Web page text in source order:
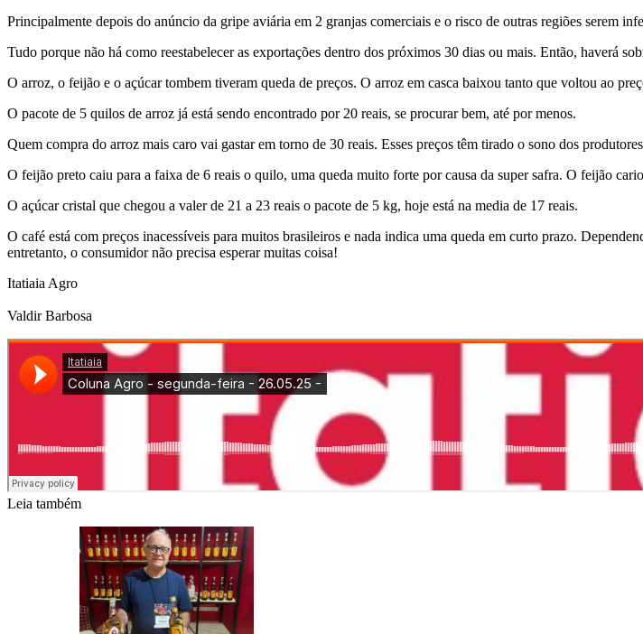
Principalmente depois do anúncio da gripe aviária em 2 granjas comerciais e o risco de outras regiões serem
Tudo porque não há como reestabelecer as exportações dentro dos próximos 30 dias ou mais. Então, haverá
O arroz, o feijão e o açúcar tombem tiveram queda de preços. O arroz em casca baixou tanto que voltou ao
O pacote de 5 quilos de arroz já está sendo encontrado por 20 reais, se procurar bem, até por menos.
Quem compra do arroz mais caro vai gastar em torno de 30 reais. Esses preços têm tirado o sono dos
O feijão preto caiu para a faixa de 6 reais o quilo, uma queda muito forte por causa da super safra. O feijão
O açúcar cristal que chegou a valer de 21 a 23 reais o pacote de 5 kg, hoje está na media de 17 reais.
O café está com preços inacessíveis para muitos brasileiros e nada indica uma queda em curto prazo.
entretanto, o consumidor não precisa esperar muitas coisa!
Itatiaia Agro
Valdir Barbosa
Leia também